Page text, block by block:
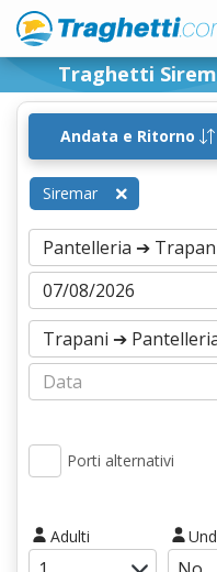
Traghetti
Andata e Ritorno
Siremar
Porti alternativi
Adulti